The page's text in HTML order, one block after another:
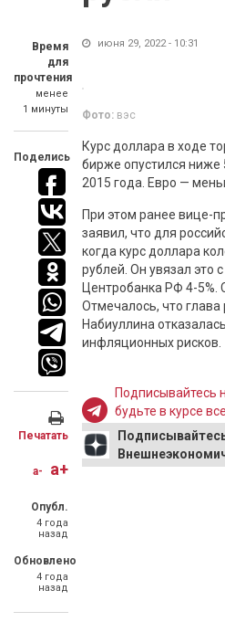
Время
для
прочтения
менее
1 минуты
Поделись
Печатать
a- a+
Опубл.
4 года
назад
Обновлено
4 года
назад
июня 29, 2022 - 10:31
Фото: вэс
Курс доллара в ходе
бирже опустился ниже
2015 года. Евро —
При этом ранее вице-
заявил, что для
когда курс доллара
рублей. Он увязал это
Центробанка РФ 4-5%.
Отмечалось, что
Набиуллина
инфляционных рисков.
Подписывайтесь
будьте в курсе